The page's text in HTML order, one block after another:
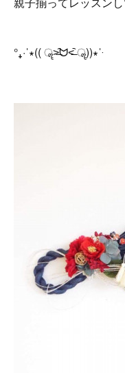
°₊·ˈ∗(( ॣ>̶᷇ᗢ<̶᷆ ॣ))∗ˈ‧